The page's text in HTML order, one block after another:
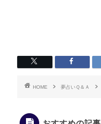
HOME 夢占いＱ＆Ａ